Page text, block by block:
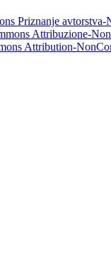
Priznanje
Attribuzione-
Attribution-